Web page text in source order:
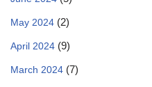
May 2024 (2)
April 2024 (9)
March 2024 (7)